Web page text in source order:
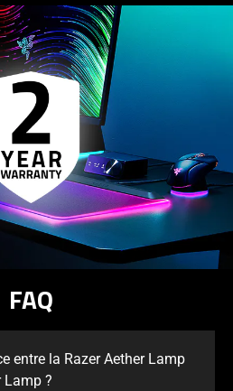
FAQ
entre la Razer Aether Lamp
Lamp ?